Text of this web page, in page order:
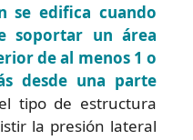
se edifica cuando
soportar un área
de al menos 1 o
desde una parte
tipo de estructura
la presión lateral